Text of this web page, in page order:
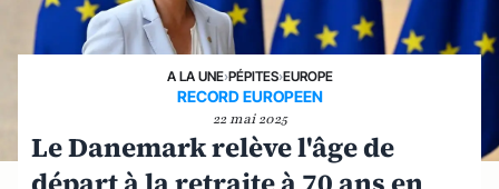
A LA UNE›PÉPITES›EUROPE
RECORD EUROPEEN
22 mai 2025
Le Danemark relève l'âge de